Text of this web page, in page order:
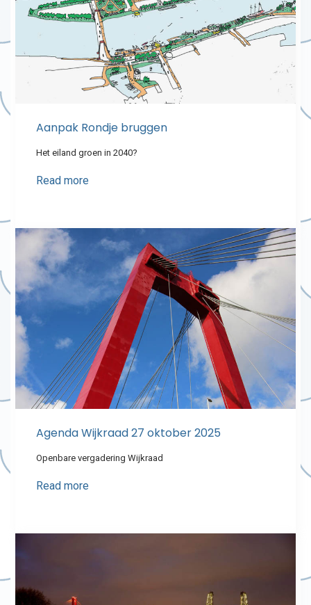
Aanpak Rondje bruggen
Het eiland groen in 2040?
Read more
Agenda Wijkraad 27 oktober 2025
Openbare vergadering Wijkraad
Read more